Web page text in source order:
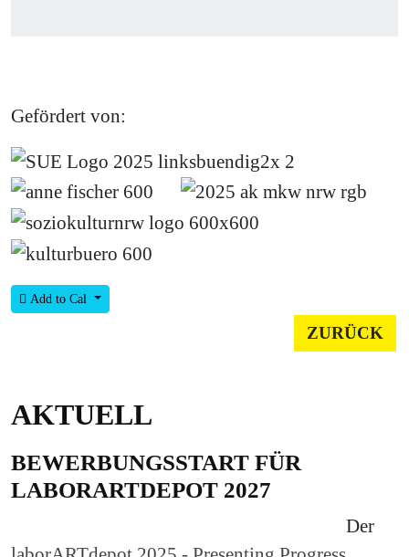
Gefördert von:
Add to Cal
ZURÜCK
AKTUELL
BEWERBUNGSSTART FÜR
LABORARTDEPOT 2027
Der